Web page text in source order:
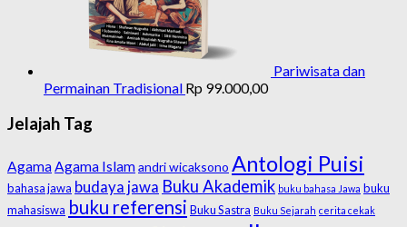
Pariwisata dan
Permainan Tradisional Rp 99.000,00
Jelajah Tag
AgamaAgama Islamandri wicaksono Antologi Puisi
bahasa jawa budaya jawa Buku Akademik buku bahasa Jawa buku
mahasiswa buku referensi Buku Sastra Buku Sejarah cerita cekak